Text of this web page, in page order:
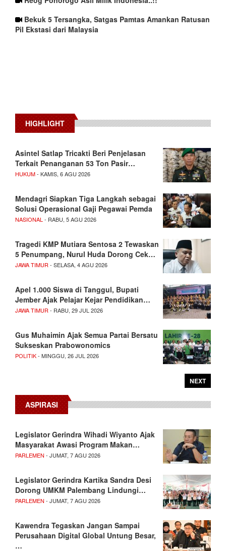
Bekuk 5 Tersangka, Satgas Pamtas Amankan Ratusan
Pil Ekstasi dari Malaysia
HIGHLIGHT
Asintel Satlap Tricakti Beri Penjelasan
Terkait Penanganan 53 Ton Pasir…
HUKUM- KAMIS, 6 AGU 2026
Mendagri Siapkan Tiga Langkah sebagai
Solusi Operasional Gaji Pegawai Pemda
NASIONAL - RABU, 5 AGU 2026
Tragedi KMP Mutiara Sentosa 2 Tewaskan
5 Penumpang, Nurul Huda Dorong Cek…
JAWA TIMUR - SELASA, 4 AGU 2026
Apel 1.000 Siswa di Tanggul, Bupati
Jember Ajak Pelajar Kejar Pendidikan…
JAWA TIMUR - RABU, 29 JUL 2026
Gus Muhaimin Ajak Semua Partai Bersatu
Sukseskan Prabowonomics
POLITIK- MINGGU, 26 JUL 2026
NEXT
ASPIRASI
Legislator Gerindra Wihadi Wiyanto Ajak
Masyarakat Awasi Program Makan…
PARLEMEN - JUMAT, 7 AGU 2026
Legislator Gerindra Kartika Sandra Desi
Dorong UMKM Palembang Lindungi…
PARLEMEN - JUMAT, 7 AGU 2026
Kawendra Tegaskan Jangan Sampai
Perusahaan Digital Global Untung Besar,
…